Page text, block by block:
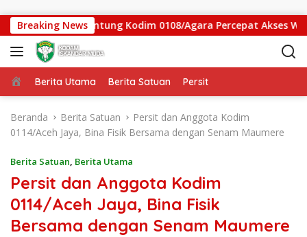
Breaking News
Jembatan Gantung Kodim 0108/Agara Percepat Akses
Beranda
Berita Utama Berita Satuan Persit
Beranda Berita Satuan
Persit dan Anggota Kodim
0114/Aceh Jaya, Bina Fisik Bersama dengan Senam Maumere
Berita Satuan, Berita Utama
Persit dan Anggota Kodim
0114/Aceh Jaya, Bina Fisik
Bersama dengan Senam Maumere